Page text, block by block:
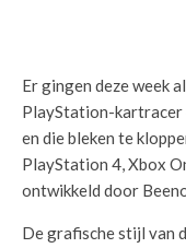
Er gingen deze week
PlayStation-kartracer
en die bleken te
PlayStation 4, Xbox
ontwikkeld door
De grafische stijl van